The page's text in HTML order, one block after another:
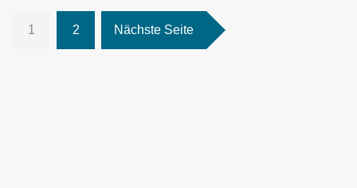
1 2 Nächste Seite